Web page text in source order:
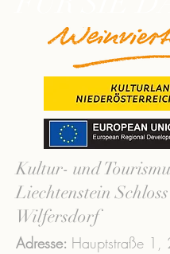
Kultur- und
Liechtenstein Schloss
Wilfersdorf
Adresse: Hauptstraße 1,